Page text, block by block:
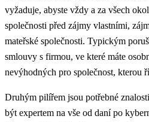
vyžaduje, abyste vždy a za všech
společnosti před zájmy vlastními,
mateřské společnosti. Typickým
smlouvy s firmou, ve které máte
nevýhodných pro společnost, kterou
Druhým pilířem jsou potřebné
být expertem na vše od daní po